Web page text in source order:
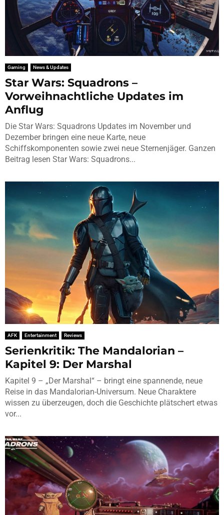
Gaming News & Updates
Star Wars: Squadrons –
Vorweihnachtliche Updates im
Anflug
Die Star Wars: Squadrons Updates im November und
Dezember bringen eine neue Karte, neue
Schiffskomponenten sowie zwei neue Sternenjäger. Ganzen
Beitrag lesen Star Wars: Squadrons...
AFK Entertainment Reviews
Serienkritik: The Mandalorian –
Kapitel 9: Der Marshal
Kapitel 9 – „Der Marshal“ – bringt eine spannende, neue
Reise in das Mandalorian-Universum. Neue Charaktere
wissen zu überzeugen, doch die Geschichte plätschert etwas
vor...